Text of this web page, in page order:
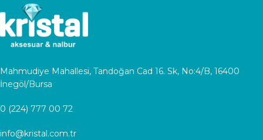
Mahmudiye Mahallesi, Tandoğan Cad 16. Sk, No:4/B, 16400
İnegöl/Bursa
0 (224) 777 00 72
info@kristal.com.tr